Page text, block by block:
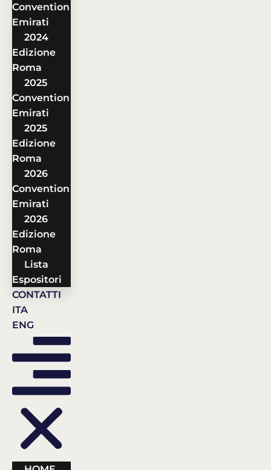
Convention
Emirati
2024
Edizione
Roma
2025
Convention
Emirati
2025
Edizione
Roma
2026
Convention
Emirati
2026
Edizione
Roma
Lista
Espositori
CONTATTI
ITA
ENG